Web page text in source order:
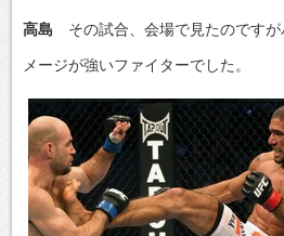
高島 その試合、会場で見たのですが
メージが強いファイターでした。